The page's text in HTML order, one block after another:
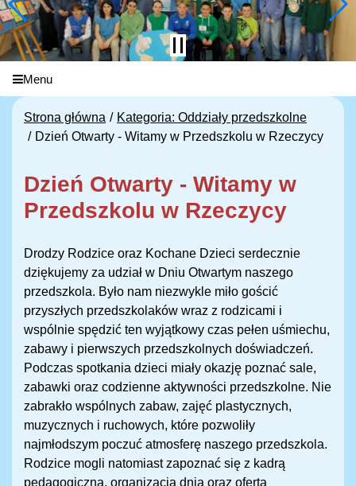
Menu
Strona główna
Kategoria: Oddziały przedszkolne
Dzień Otwarty - Witamy w Przedszkolu w Rzeczycy
Dzień Otwarty - Witamy w
Przedszkolu w Rzeczycy
Drodzy Rodzice oraz Kochane Dzieci serdecznie
dziękujemy za udział w Dniu Otwartym naszego
przedszkola. Było nam niezwykle miło gościć
przyszłych przedszkolaków wraz z rodzicami i
wspólnie spędzić ten wyjątkowy czas pełen uśmiechu,
zabawy i pierwszych przedszkolnych doświadczeń.
Podczas spotkania dzieci miały okazję poznać sale,
zabawki oraz codzienne aktywności przedszkolne. Nie
zabrakło wspólnych zabaw, zajęć plastycznych,
muzycznych i ruchowych, które pozwoliły
najmłodszym poczuć atmosferę naszego przedszkola.
Rodzice mogli natomiast zapoznać się z kadrą
pedagogiczną, organizacją dnia oraz ofertą